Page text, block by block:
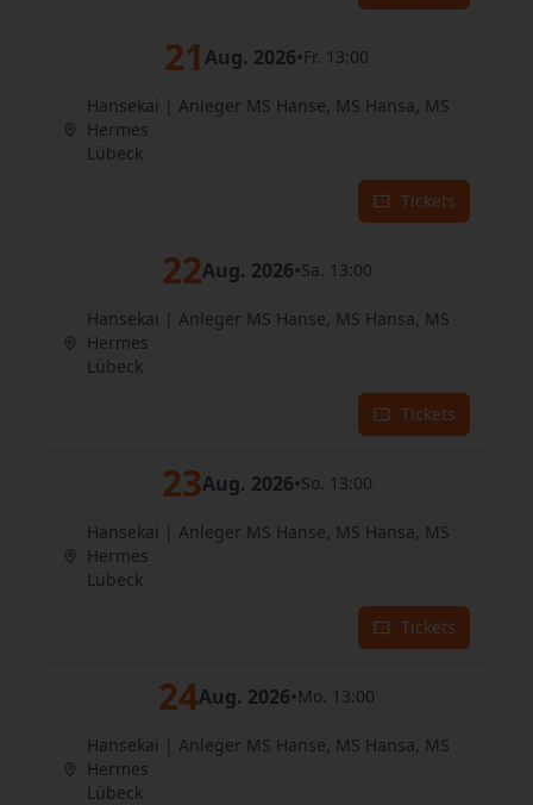
21 Aug. 2026•Fr. 13:00
Hansekai | Anleger MS Hanse, MS Hansa, MS
Hermes
Lübeck
Tickets
22Aug. 2026•Sa. 13:00
Hansekai | Anleger MS Hanse, MS Hansa, MS
Hermes
Lübeck
Tickets
23Aug. 2026•So. 13:00
Hansekai | Anleger MS Hanse, MS Hansa, MS
Hermes
Lübeck
Tickets
24Aug. 2026•Mo. 13:00
Hansekai | Anleger MS Hanse, MS Hansa, MS
Hermes
Lübeck